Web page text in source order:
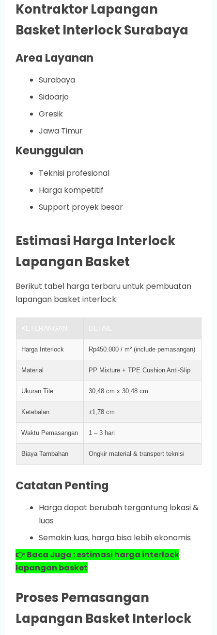
Kontraktor Lapangan
Basket Interlock Surabaya
Area Layanan
Surabaya
Sidoarjo
Gresik
Jawa Timur
Keunggulan
Teknisi profesional
Harga kompetitif
Support proyek besar
Estimasi Harga Interlock
Lapangan Basket
Berikut tabel harga terbaru untuk pembuatan
lapangan basket interlock:
KETERANGAN DETAIL
Harga Interlock Rp450.000 / m² (include pemasangan)
Material PP Mixture + TPE Cushion Anti-Slip
Ukuran Tile 30,48 cm x 30,48 cm
Ketebalan ±1,78 cm
Waktu Pemasangan 1 – 3 hari
Biaya Tambahan Ongkir material & transport teknisi
Catatan Penting
Harga dapat berubah tergantung lokasi &
luas
Semakin luas, harga bisa lebih ekonomis
👉 Baca Juga : estimasi harga interlock
lapangan basket
Proses Pemasangan
Lapangan Basket Interlock